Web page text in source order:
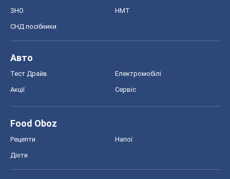
ЗНО НМТ
СНД посібники
Авто
Тест Драйв Електромобілі
Акції Сервіс
Food Oboz
Рецепти Напої
Дієти